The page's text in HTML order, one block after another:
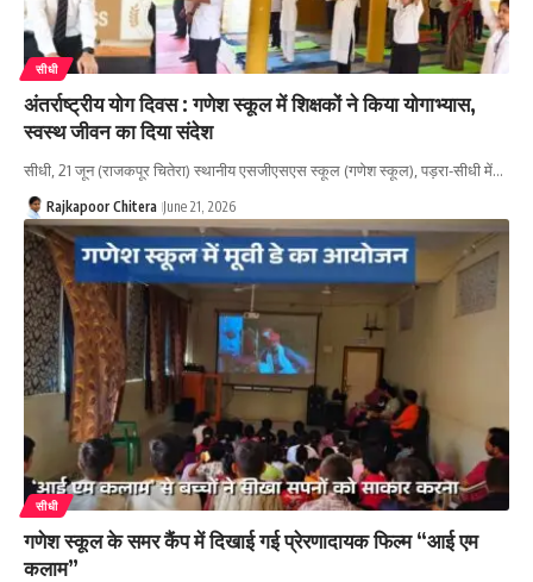
सीधी
अंतर्राष्ट्रीय योग दिवस : गणेश स्कूल में शिक्षकों ने किया योगाभ्यास,
स्वस्थ जीवन का दिया संदेश
सीधी, 21 जून (राजकपूर चितेरा) स्थानीय एसजीएसएस स्कूल (गणेश स्कूल), पड़रा-सीधी में…
Rajkapoor Chitera June 21, 2026
सीधी
गणेश स्कूल के समर कैंप में दिखाई गई प्रेरणादायक फिल्म “आई एम
कलाम”